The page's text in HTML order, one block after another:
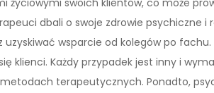
dbali o swoje zdrowie psychiczne i
wsparcie od kolegów po
klienci. Każdy przypadek jest inny i
terapeutycznych. Ponadto,